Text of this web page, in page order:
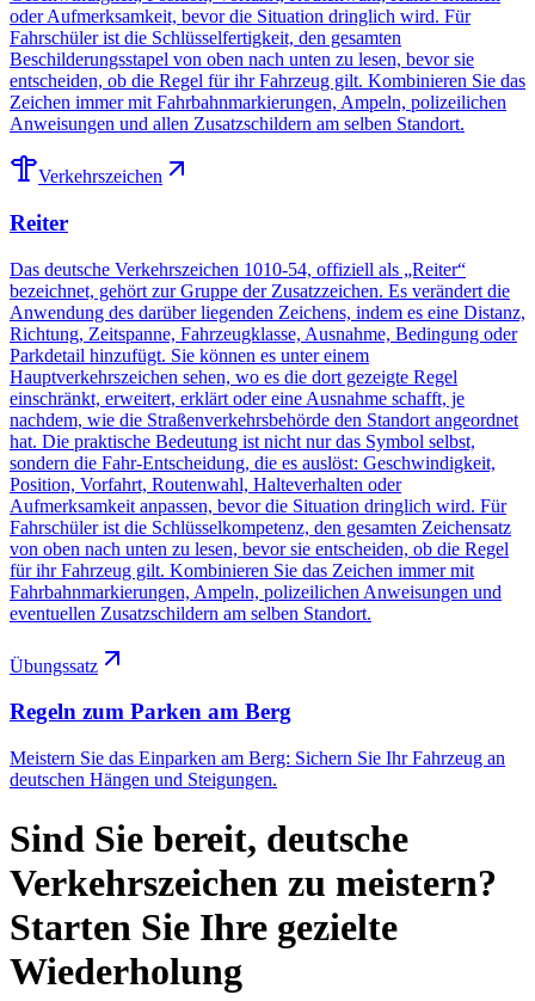
oder Aufmerksamkeit, bevor die Situation dringlich wird. Für
Fahrschüler ist die Schlüsselfertigkeit, den gesamten
Beschilderungsstapel von oben nach unten zu lesen, bevor sie
entscheiden, ob die Regel für ihr Fahrzeug gilt. Kombinieren Sie das
Zeichen immer mit Fahrbahnmarkierungen, Ampeln, polizeilichen
Anweisungen und allen Zusatzschildern am selben Standort.
Verkehrszeichen
Reiter
Das deutsche Verkehrszeichen 1010-54, offiziell als „Reiter“
bezeichnet, gehört zur Gruppe der Zusatzzeichen. Es verändert die
Anwendung des darüber liegenden Zeichens, indem es eine Distanz,
Richtung, Zeitspanne, Fahrzeugklasse, Ausnahme, Bedingung oder
Parkdetail hinzufügt. Sie können es unter einem
Hauptverkehrszeichen sehen, wo es die dort gezeigte Regel
einschränkt, erweitert, erklärt oder eine Ausnahme schafft, je
nachdem, wie die Straßenverkehrsbehörde den Standort angeordnet
hat. Die praktische Bedeutung ist nicht nur das Symbol selbst,
sondern die Fahr-Entscheidung, die es auslöst: Geschwindigkeit,
Position, Vorfahrt, Routenwahl, Halteverhalten oder
Aufmerksamkeit anpassen, bevor die Situation dringlich wird. Für
Fahrschüler ist die Schlüsselkompetenz, den gesamten Zeichensatz
von oben nach unten zu lesen, bevor sie entscheiden, ob die Regel
für ihr Fahrzeug gilt. Kombinieren Sie das Zeichen immer mit
Fahrbahnmarkierungen, Ampeln, polizeilichen Anweisungen und
eventuellen Zusatzschildern am selben Standort.
Übungssatz
Regeln zum Parken am Berg
Meistern Sie das Einparken am Berg: Sichern Sie Ihr Fahrzeug an
deutschen Hängen und Steigungen.
Sind Sie bereit, deutsche
Verkehrszeichen zu meistern?
Starten Sie Ihre gezielte
Wiederholung